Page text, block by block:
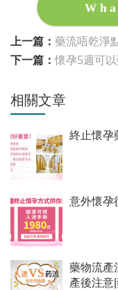
上一篇： 藥流唔乾淨
下一篇：懷孕5週可
相關文章
終止懷孕
意外懷孕
藥物流產
產後注意